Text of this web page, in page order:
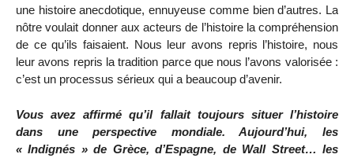
une histoire anecdotique, ennuyeuse comme bien d’autres. La
nôtre voulait donner aux acteurs de l’histoire la compréhension
de ce qu’ils faisaient. Nous leur avons repris l’histoire, nous
leur avons repris la tradition parce que nous l’avons valorisée :
c’est un processus sérieux qui a beaucoup d’avenir.
Vous avez affirmé qu’il fallait toujours situer l’histoire
dans une perspective mondiale. Aujourd’hui, les
« Indignés » de Grèce, d’Espagne, de Wall Street… les